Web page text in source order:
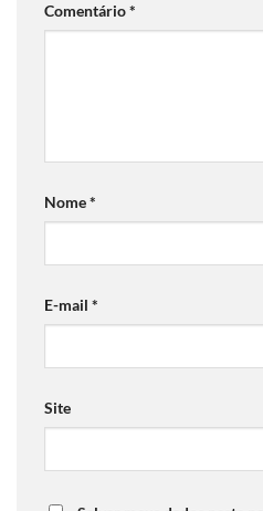
Comentário*
Nome*
E-mail *
Site